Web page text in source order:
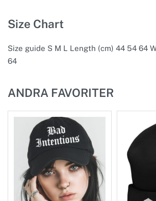
Size Chart
Size guide S M L Length (cm) 44 54 64
64
ANDRA FAVORITER